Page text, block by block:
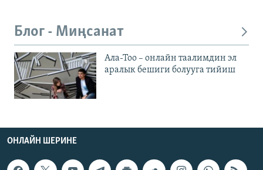
Блог - Миңсанат
Ала-Тоо – онлайн таалимдин эл
аралык бешиги болууга тийиш
ОНЛАЙН ШЕРИНЕ